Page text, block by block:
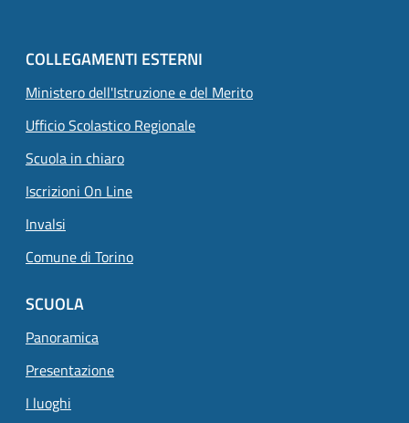
COLLEGAMENTI ESTERNI
Ministero dell'Istruzione e del Merito
Ufficio Scolastico Regionale
Scuola in chiaro
Iscrizioni On Line
Invalsi
Comune di Torino
SCUOLA
Panoramica
Presentazione
I luoghi